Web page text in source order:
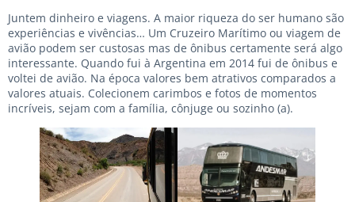
Juntem dinheiro e viagens. A maior riqueza do ser humano são
experiências e vivências… Um Cruzeiro Marítimo ou viagem de
avião podem ser custosas mas de ônibus certamente será algo
interessante. Quando fui à Argentina em 2014 fui de ônibus e
voltei de avião. Na época valores bem atrativos comparados a
valores atuais. Colecionem carimbos e fotos de momentos
incríveis, sejam com a família, cônjuge ou sozinho (a).